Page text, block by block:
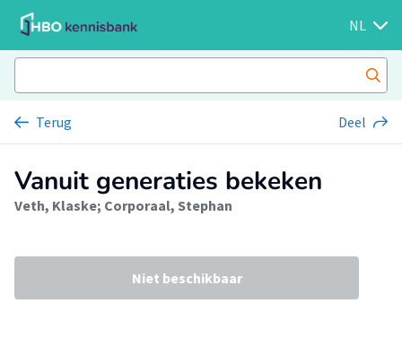
NL
Terug Deel
Vanuit generaties bekeken
Veth, Klaske; Corporaal, Stephan
Niet beschikbaar